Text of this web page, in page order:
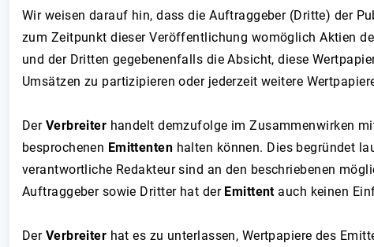
Wir weisen darauf hin, dass die Auftraggeber (Dritte) der
zum Zeitpunkt dieser Veröffentlichung womöglich Aktien
und der Dritten gegebenenfalls die Absicht, diese
Umsätzen zu partizipieren oder jederzeit weitere
Der Verbreiter handelt demzufolge im Zusammenwirken
besprochenen Emittenten halten können. Dies begründet
verantwortliche Redakteur sind an den beschriebenen
Auftraggeber sowie Dritter hat der Emittentauch keinen
Der Verbreiter hat es zu unterlassen, Wertpapiere des